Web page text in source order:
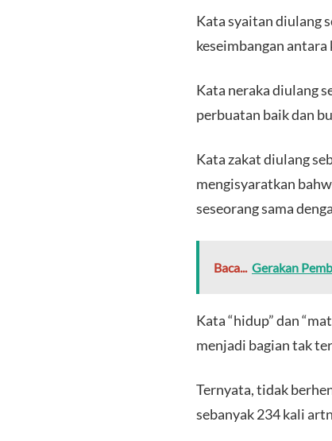
Kata syaitan diulang
keseimbangan
Kata neraka diulang
perbuatan baik dan
Kata zakat diulang
mengisyaratkan
seseorang sama
Baca... Gerakan
Kata “hidup” dan
menjadi bagian tak
Ternyata, tidak
sebanyak 234 kali